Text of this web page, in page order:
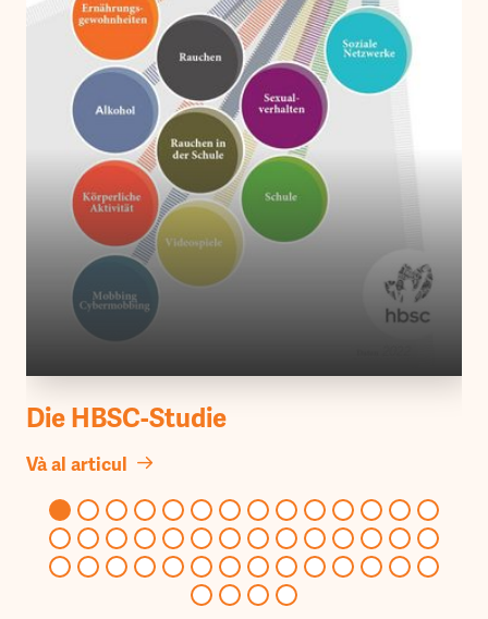
Die HBSC-Studie
Và al articul